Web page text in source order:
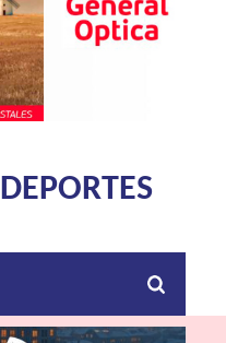
DEPORTES